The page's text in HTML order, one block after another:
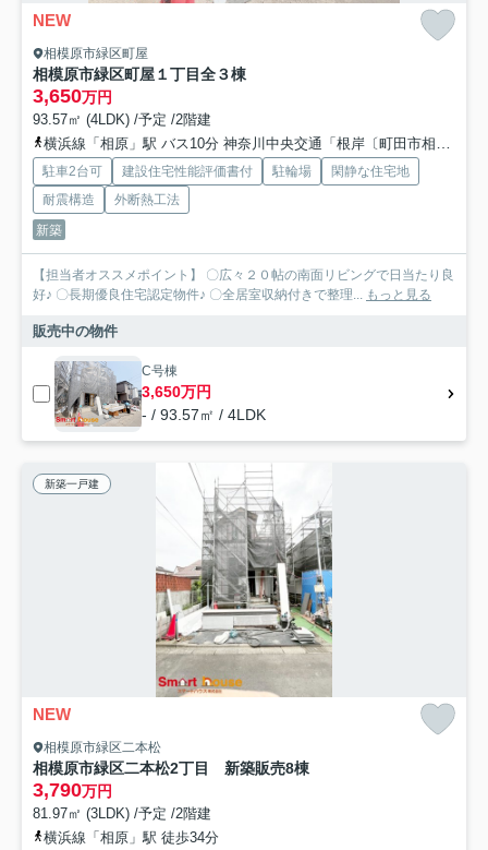
NEW
相模原市緑区町屋
相模原市緑区町屋１丁目全３棟
3,650万円
93.57㎡ (4LDK) /予定 /2階建
横浜線「相原」駅 バス10分 神奈川中央交通「根岸〔町田市相原町〕」 停歩9分
駐車2台可 建設住宅性能評価書付 駐輪場
閑静な住宅地
耐震構造
外断熱工法
新築
【担当者オススメポイント】 〇広々２０帖の南面リビングで日当たり良
好♪ 〇長期優良住宅認定物件♪ 〇全居室収納付きで整理... もっと見る
販売中の物件
C号棟
3,650万円
- / 93.57㎡ / 4LDK
新築一戸建
NEW
相模原市緑区二本松
相模原市緑区二本松2丁目 新築販売8棟
3,790万円
81.97㎡ (3LDK) /予定 /2階建
横浜線「相原」駅 徒歩34分